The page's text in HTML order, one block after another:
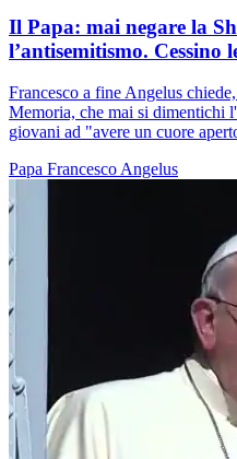
Il Papa: mai negare la
l’antisemitismo. Cessino
Francesco a fine Angelus
Memoria, che mai si dimentichi
giovani ad "avere un cuore
Papa FrancescoAngelus